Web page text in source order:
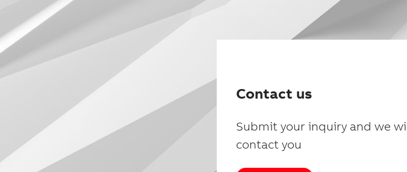
Contact us
Submit your inquiry and we
contact you